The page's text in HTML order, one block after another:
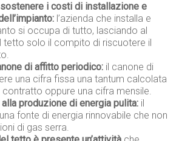
i costi di installazione e
l’azienda che installa e
si occupa di tutto, lasciando al
tetto solo il compito di riscuotere il
di affitto periodico: il canone di
una cifra fissa una tantum calcolata
contratto oppure una cifra mensile.
produzione di energia pulita: il
fonte di energia rinnovabile che non
di gas serra.